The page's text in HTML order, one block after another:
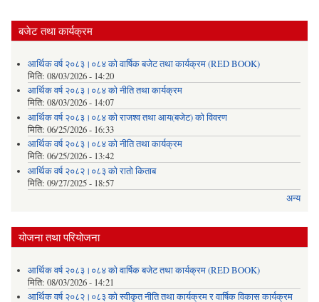
बजेट तथा कार्यक्रम
आर्थिक वर्ष २०८३।०८४ को वार्षिक बजेट तथा कार्यक्रम (RED BOOK)
मिति: 08/03/2026 - 14:20
आर्थिक वर्ष २०८३।०८४ को नीति तथा कार्यक्रम
मिति: 08/03/2026 - 14:07
आर्थिक वर्ष २०८३।०८४ को राजश्व तथा आय(बजेट) को विवरण
मिति: 06/25/2026 - 16:33
आर्थिक वर्ष २०८३।०८४ को नीति तथा कार्यक्रम
मिति: 06/25/2026 - 13:42
आर्थिक वर्ष २०८२।०८३ को रातो किताब
मिति: 09/27/2025 - 18:57
अन्य
योजना तथा परियोजना
आर्थिक वर्ष २०८३।०८४ को वार्षिक बजेट तथा कार्यक्रम (RED BOOK)
मिति: 08/03/2026 - 14:21
आर्थिक वर्ष २०८२।०८३ को स्वीकृत नीति तथा कार्यक्रम र वार्षिक विकास कार्यक्रम